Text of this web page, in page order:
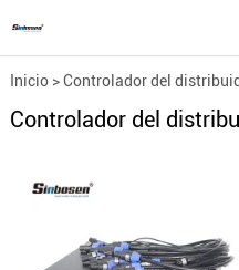
Inicio>Controlador del
Controlador del